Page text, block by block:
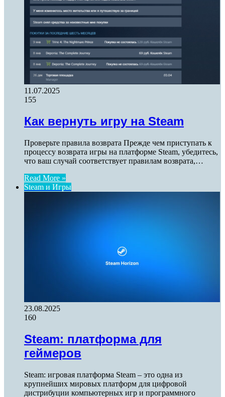
11.07.2025
155
Как вернуть игру на Steam
Проверьте правила возврата Прежде чем приступать к
процессу возврата игры на платформе Steam, убедитесь,
что ваш случай соответствует правилам возврата,…
Read More »
Steam и Игры
23.08.2025
160
Steam: платформа для
геймеров
Steam: игровая платформа Steam – это одна из
крупнейших мировых платформ для цифровой
дистрибуции компьютерных игр и программного